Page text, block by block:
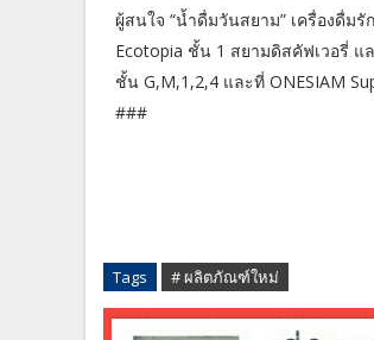
ผู้สนใจ “น้ำดื่มวันสยาม” เครื่องดื่
Ecotopia ชั้น 1 สยามดิสคัฟเวอรี่
ชั้น G,M,1,2,4 และที่ ONESIAM
###
Tags # ผลิตภัณฑ์ใหม่